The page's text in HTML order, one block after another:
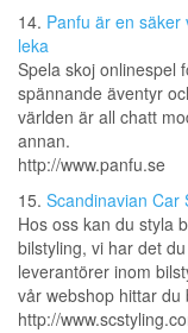
14. Panfu är en
leka
Spela skoj onlinespel
spännande äventyr
världen är all chatt
annan.
http://www.panfu.se
15. Scandinavian Car
Hos oss kan du styla
bilstyling, vi har det
leverantörer inom
vår webshop hittar du
http://